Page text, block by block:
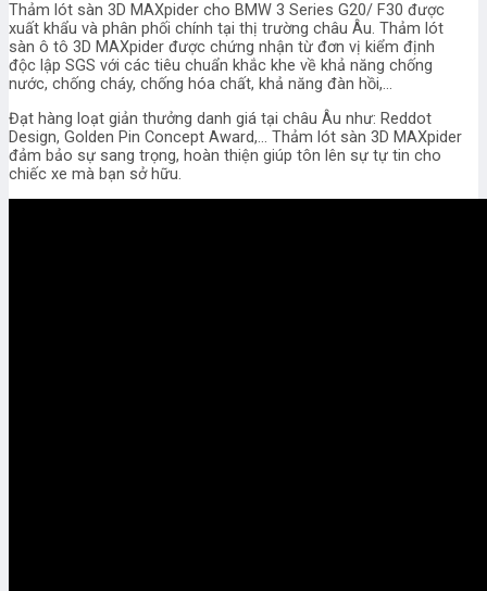
Thảm lót sàn 3D MAXpider cho BMW 3 Series G20/ F30 được
xuất khẩu và phân phối chính tại thị trường châu Âu. Thảm lót
sàn ô tô 3D MAXpider được chứng nhận từ đơn vị kiểm định
độc lập SGS với các tiêu chuẩn khắc khe về khả năng chống
nước, chống cháy, chống hóa chất, khả năng đàn hồi,…
Đạt hàng loạt giản thưởng danh giá tại châu Âu như: Reddot
Design, Golden Pin Concept Award,… Thảm lót sàn 3D MAXpider
đảm bảo sự sang trọng, hoàn thiện giúp tôn lên sự tự tin cho
chiếc xe mà bạn sở hữu.